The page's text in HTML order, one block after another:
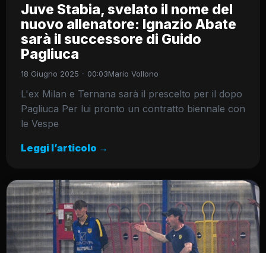
Juve Stabia, svelato il nome del
nuovo allenatore: Ignazio Abate
sarà il successore di Guido
Pagliuca
18 Giugno 2025 - 00:03Mario Vollono
L'ex Milan e Ternana sarà il prescelto per il dopo
Pagliuca Per lui pronto un contratto biennale con
le Vespe
Leggi l’articolo →